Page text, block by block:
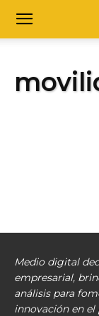
Medio digital
empresarial,
análisis para
innovación en el